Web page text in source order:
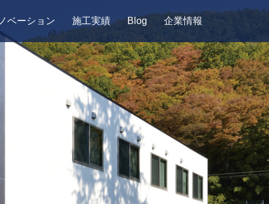
ベーション 施工実績 Blog 企業情報